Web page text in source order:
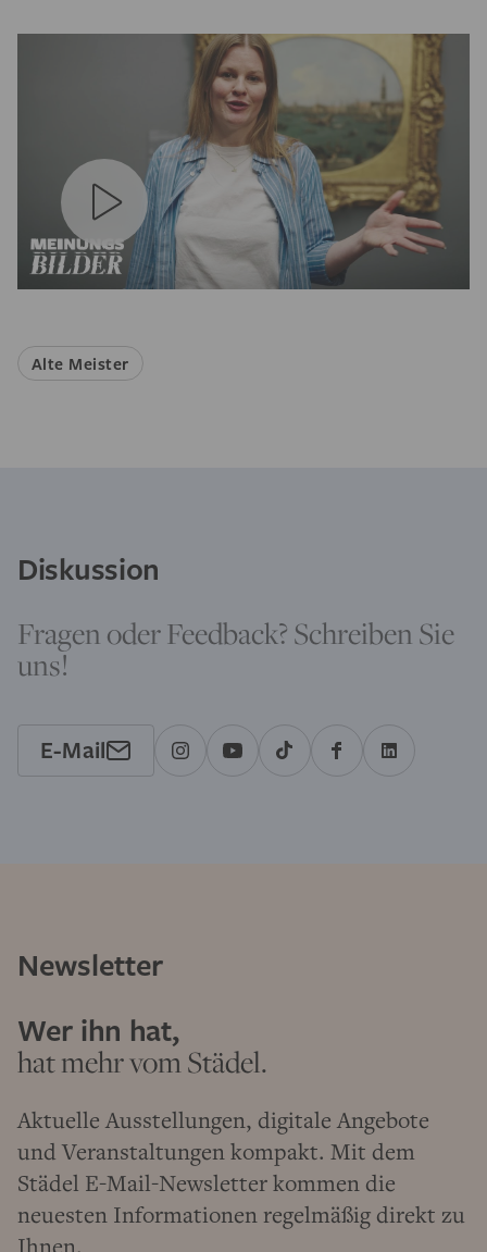
Alte Meister
Diskussion
Fragen oder Feedback? Schreiben Sie
uns!
E-Mail
Newsletter
Wer ihn hat,
hat mehr vom Städel.
Aktuelle Ausstellungen, digitale Angebote
und Veranstaltungen kompakt. Mit dem
Städel E-Mail-Newsletter kommen die
neuesten Informationen regelmäßig direkt zu
Ihnen.